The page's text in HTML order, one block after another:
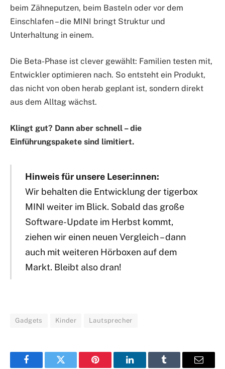
beim Zähneputzen, beim Basteln oder vor dem
Einschlafen – die MINI bringt Struktur und
Unterhaltung in einem.
Die Beta-Phase ist clever gewählt: Familien testen mit,
Entwickler optimieren nach. So entsteht ein Produkt,
das nicht von oben herab geplant ist, sondern direkt
aus dem Alltag wächst.
Klingt gut? Dann aber schnell – die
Einführungspakete sind limitiert.
Hinweis für unsere Leser:innen:
Wir behalten die Entwicklung der tigerbox
MINI weiter im Blick. Sobald das große
Software-Update im Herbst kommt,
ziehen wir einen neuen Vergleich – dann
auch mit weiteren Hörboxen auf dem
Markt. Bleibt also dran!
Gadgets Kinder Lautsprecher